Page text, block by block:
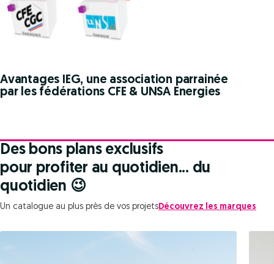
Avantages IEG, une association parrainée
par les fédérations CFE & UNSA Energies
Des bons plans exclusifs
pour profiter au quotidien... du
quotidien 😉
Un catalogue au plus près de vos projets Découvrez les marques